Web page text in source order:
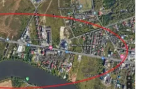
profesionale